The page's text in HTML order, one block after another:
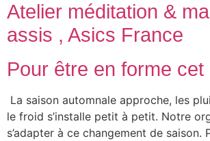
Atelier méditation &
assis , Asics France
Pour être en forme cet
La saison automnale approche, les
le froid s’installe petit à petit. Notre
s’adapter à ce changement de saison.